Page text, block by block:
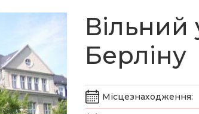
Вільний
Берліну
Місцезнаходження: